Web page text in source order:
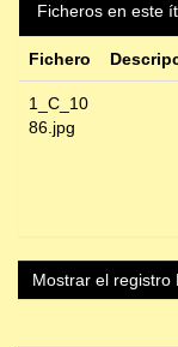
Ficheros en este
Fichero
1_C_10
86.jpg
Mostrar el registro